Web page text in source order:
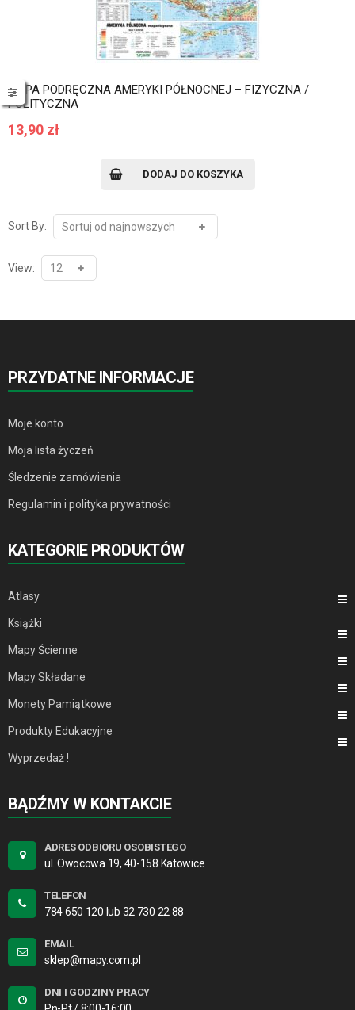
MAPA PODRĘCZNA AMERYKI PÓŁNOCNEJ – FIZYCZNA /
POLITYCZNA
13,90 zł
DODAJ DO KOSZYKA
Sort By:
View:
PRZYDATNE INFORMACJE
Moje konto
Moja lista życzeń
Śledzenie zamówienia
Regulamin i polityka prywatności
KATEGORIE PRODUKTÓW
Atlasy
Książki
Mapy Ścienne
Mapy Składane
Monety Pamiątkowe
Produkty Edukacyjne
Wyprzedaż !
BĄDŹMY W KONTAKCIE
ADRES ODBIORU OSOBISTEGO
ul. Owocowa 19, 40-158 Katowice
TELEFON
784 650 120 lub 32 730 22 88
EMAIL
sklep@mapy.com.pl
DNI I GODZINY PRACY